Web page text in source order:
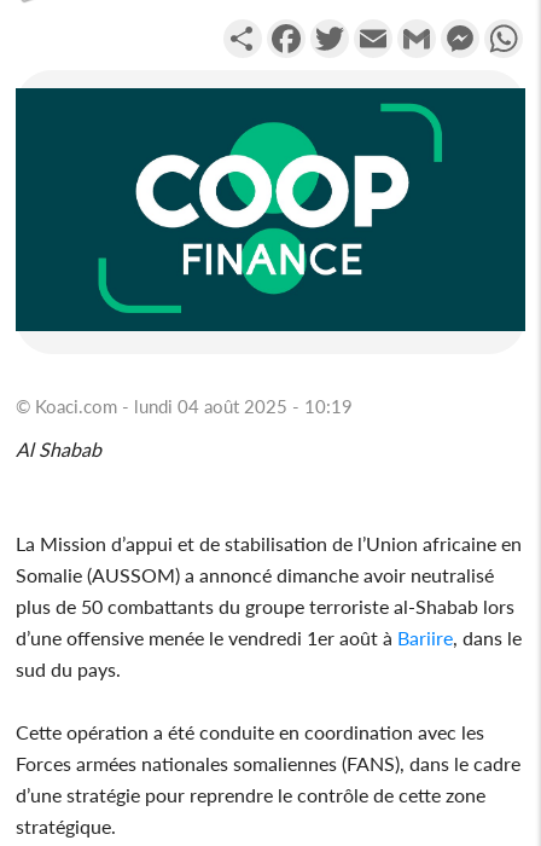
PartagerFacebookTwitterEmail Gmail
© Koaci.com - lundi 04 août 2025 - 10:19
Al Shabab
La Mission d’appui et de stabilisation de l’Union africaine en
Somalie (AUSSOM) a annoncé dimanche avoir neutralisé
plus de 50 combattants du groupe terroriste al-Shabab lors
d’une offensive menée le vendredi 1er août à Bariire , dans le
sud du pays.
Cette opération a été conduite en coordination avec les
Forces armées nationales somaliennes (FANS), dans le cadre
d’une stratégie pour reprendre le contrôle de cette zone
stratégique.